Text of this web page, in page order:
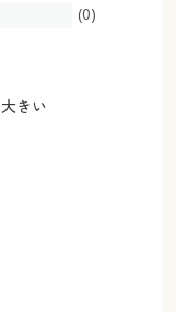
(0)
大きい